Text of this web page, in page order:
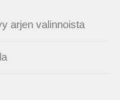
arjen valinnoista